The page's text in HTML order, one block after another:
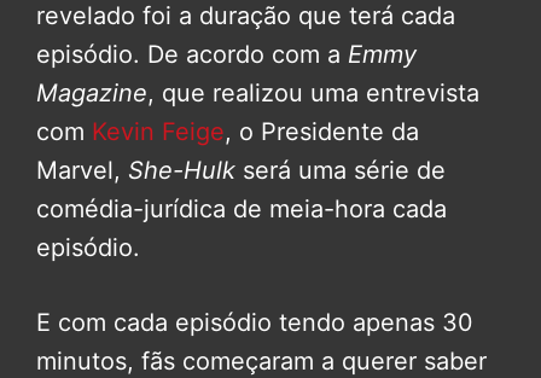
revelado foi a duração que terá cada
episódio. De acordo com a Emmy
Magazine, que realizou uma entrevista
com Kevin Feige, o Presidente da
Marvel, She-Hulk será uma série de
comédia-jurídica de meia-hora cada
episódio.
E com cada episódio tendo apenas 30
minutos, fãs começaram a querer saber